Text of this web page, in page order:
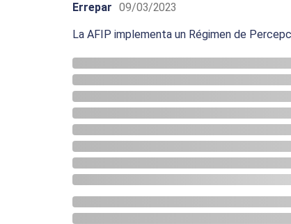
Errepar 09/03/2023
La AFIP implementa un Régimen de